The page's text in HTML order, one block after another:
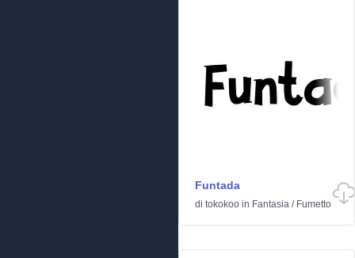
Funtada
di tokokoo in Fantasia / Fumetto